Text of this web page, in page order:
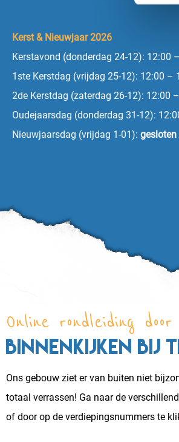
Kerst & Nieuwjaar 2026
Kerstavond (donderdag 24-12): 12:00
1ste Kerstdag (vrijdag 25-12): 12:00 –
2de Kerstdag (zaterdag 26-12): 12:00
Oudejaarsdag (donderdag 31-12):
Nieuwjaarsdag (vrijdag 1-01): gesloten
Online rondleiding
Binnenkijken bij
Ons gebouw ziet er van buiten niet
totaal verrassen! Ga naar de
of door op de verdiepingsnummers te